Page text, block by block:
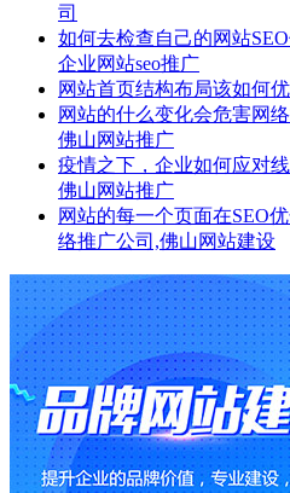
司
如何去检查自己的网站
企业网站seo推广
网站首页结构布局该如何
网站的什么变化会危害网
佛山网站推广
疫情之下，企业如何应对
佛山网站推广
网站的每一个页面在SEO
络推广公司,佛山网站建设